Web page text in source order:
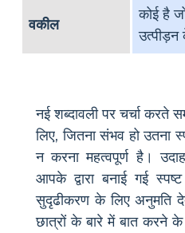
वकील
कोई है
नई शब्दावली पर चर्चा
लिए, जितना संभव हो उतना
न करना महत्वपूर्ण है।
आपके द्वारा बनाई गई
सुदृढीकरण के लिए अनुमति
छात्रों के बारे में बात करने के